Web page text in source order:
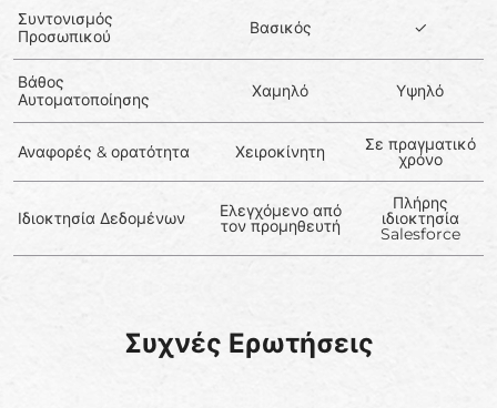
Συντονισμός
Προσωπικού
Βασικός ✓
Βάθος
Αυτοματοποίησης
Χαμηλό Υψηλό
Αναφορές & ορατότητα Χειροκίνητη Σε πραγματικό
χρόνο
Ιδιοκτησία Δεδομένων Ελεγχόμενο από
τον προμηθευτή
Πλήρης
ιδιοκτησία
Salesforce
Συχνές Ερωτήσεις